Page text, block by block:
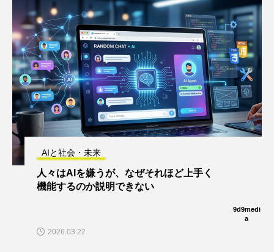
AIと社会・未来
人々はAIを嫌うが、なぜそれほど上手く
機能するのか説明できない
9d9medi
a
2026.03.22